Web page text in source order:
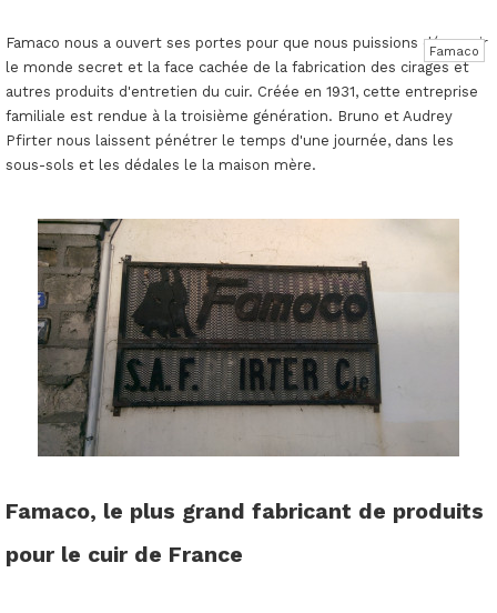
Famaco
Famaco nous a ouvert ses portes pour que nous puissions découvrir
le monde secret et la face cachée de la fabrication des cirages et
autres produits d'entretien du cuir. Créée en 1931, cette entreprise
familiale est rendue à la troisième génération. Bruno et Audrey
Pfirter nous laissent pénétrer le temps d'une journée, dans les
sous-sols et les dédales le la maison mère.
Famaco, le plus grand fabricant de produits
pour le cuir de France